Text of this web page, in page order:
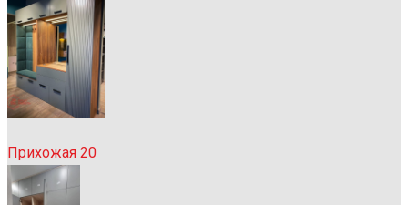
Прихожая 20